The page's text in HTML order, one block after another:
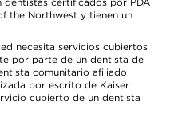
the Northwest y tienen un
necesita servicios cubiertos
por parte de un dentista de
comunitario afiliado.
por escrito de Kaiser
cubierto de un dentista